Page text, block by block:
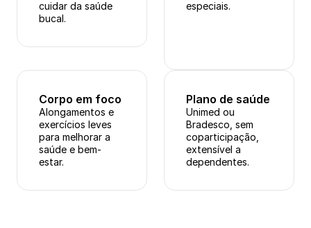
cuidar da saúde
bucal.
especiais.
Corpo em foco
Alongamentos e
exercícios leves
para melhorar a
saúde e bem-
estar.
Plano de saúde
Unimed ou
Bradesco, sem
coparticipação,
extensível a
dependentes.